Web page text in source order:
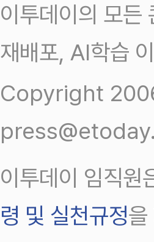
이투데이의 모든
재배포, AI학습
Copyright
이투데이 임직원
령 및 실천규정을